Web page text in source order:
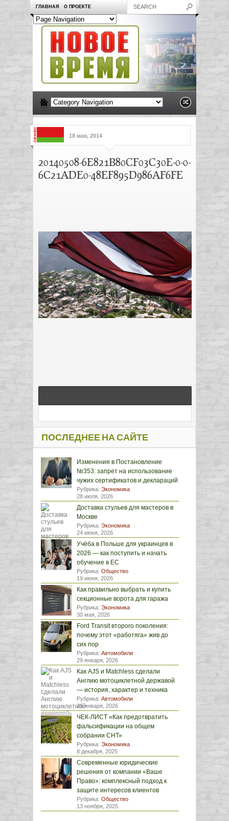
ГЛАВНАЯ О ПРОЕКТЕ
18 мая, 2014
20140508-6E821B80CF03C30E-0-0-
6C21ADE0-48EF895D986AF6FE
ПОСЛЕДНЕЕ НА САЙТЕ
Изменения в Постановление
№353: запрет на использование
чужих сертификатов и деклараций
Рубрика: Экономика
28 июля, 2026
Доставка стульев для мастеров в
Москве
Рубрика: Экономика
24 июня, 2026
Учёба в Польше для украинцев в
2026 — как поступить и начать
обучение в ЕС
Рубрика: Общество
19 июня, 2026
Как правильно выбрать и купить
секционные ворота для гаража
Рубрика: Экономика
30 мая, 2026
Ford Transit второго поколения:
почему этот «работяга» жив до
сих пор
Рубрика: Автомобили
29 января, 2026
Как AJS и Matchless сделали
Англию мотоциклетной державой
— история, характер и техника
Рубрика: Автомобили
29 января, 2026
ЧЕК-ЛИСТ «Как предотвратить
фальсификации на общем
собрании СНТ»
Рубрика: Экономика
8 декабря, 2025
Современные юридические
решения от компании «Ваше
Право»: комплексный подход к
защите интересов клиентов
Рубрика: Общество
13 ноября, 2025